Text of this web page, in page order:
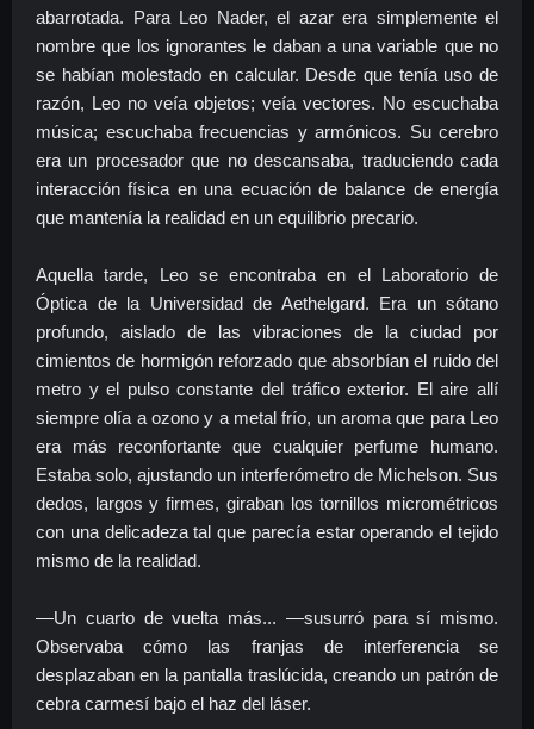
abarrotada. Para Leo Nader, el azar era simplemente el
nombre que los ignorantes le daban a una variable que no
se habían molestado en calcular. Desde que tenía uso de
razón, Leo no veía objetos; veía vectores. No escuchaba
música; escuchaba frecuencias y armónicos. Su cerebro
era un procesador que no descansaba, traduciendo cada
interacción física en una ecuación de balance de energía
que mantenía la realidad en un equilibrio precario.
Aquella tarde, Leo se encontraba en el Laboratorio de
Óptica de la Universidad de Aethelgard. Era un sótano
profundo, aislado de las vibraciones de la ciudad por
cimientos de hormigón reforzado que absorbían el ruido del
metro y el pulso constante del tráfico exterior. El aire allí
siempre olía a ozono y a metal frío, un aroma que para Leo
era más reconfortante que cualquier perfume humano.
Estaba solo, ajustando un interferómetro de Michelson. Sus
dedos, largos y firmes, giraban los tornillos micrométricos
con una delicadeza tal que parecía estar operando el tejido
mismo de la realidad.
—Un cuarto de vuelta más... —susurró para sí mismo.
Observaba cómo las franjas de interferencia se
desplazaban en la pantalla traslúcida, creando un patrón de
cebra carmesí bajo el haz del láser.